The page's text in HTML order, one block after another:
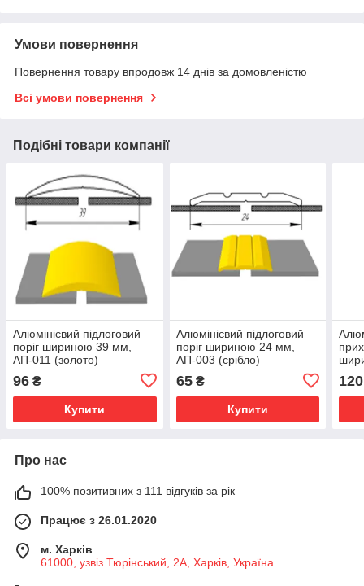
Умови повернення
Повернення товару впродовж 14 днів за домовленістю
Всі умови повернення
Подібні товари компанії
Алюмінієвий підлоговий
поріг шириною 39 мм,
АП-011 (золото)
96 ₴
Купити
Алюмінієвий підлоговий
поріг шириною 24 мм,
АП-003 (срібло)
65₴
Купити
120
Про нас
100% позитивних з 111 відгуків за рік
Працює з 26.01.2020
м. Харків
61000, узвіз Тюрінський, 2А, Харків, Україна